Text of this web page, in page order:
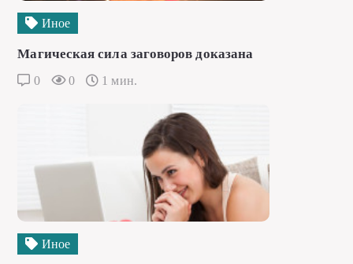
Иное
Магическая сила заговоров доказана
0 0 1 мин.
Иное